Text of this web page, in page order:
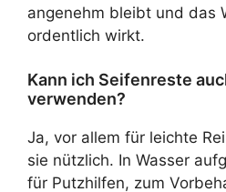
angenehm bleibt und das
ordentlich wirkt.
Kann ich Seifenreste
verwenden?
Ja, vor allem für leichte
sie nützlich. In Wasser
für Putzhilfen, zum